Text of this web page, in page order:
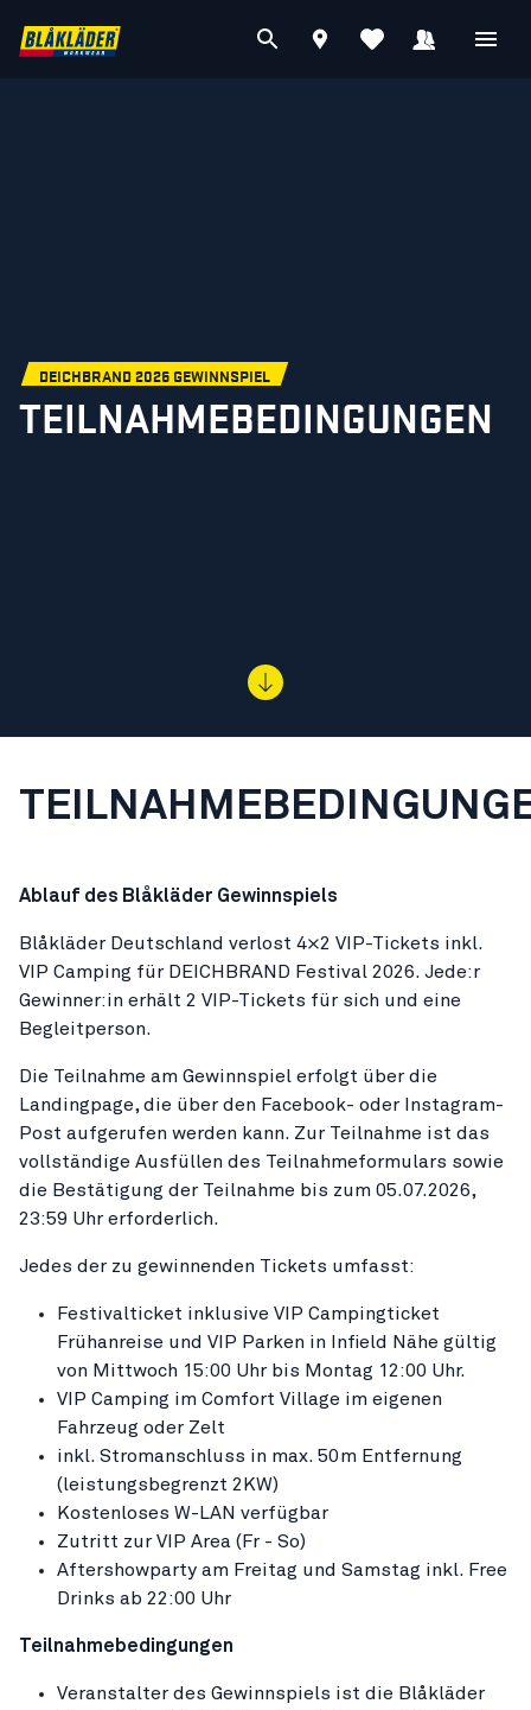
DEICHBRAND 2026 GEWINNSPIEL
TEILNAHMEBEDINGUNGEN
Ablauf des Blåkläder Gewinnspiels
Blåkläder Deutschland verlost 4×2 VIP-Tickets inkl.
VIP Camping für DEICHBRAND Festival 2026. Jede:r
Gewinner:in erhält 2 VIP-Tickets für sich und eine
Begleitperson.
Die Teilnahme am Gewinnspiel erfolgt über die
Landingpage, die über den Facebook- oder Instagram-
Post aufgerufen werden kann. Zur Teilnahme ist das
vollständige Ausfüllen des Teilnahmeformulars sowie
die Bestätigung der Teilnahme bis zum 05.07.2026,
23:59 Uhr erforderlich.
Jedes der zu gewinnenden Tickets umfasst:
Festivalticket inklusive VIP Campingticket
Frühanreise und VIP Parken in Infield Nähe gültig
von Mittwoch 15:00 Uhr bis Montag 12:00 Uhr.
VIP Camping im Comfort Village im eigenen
Fahrzeug oder Zelt
inkl. Stromanschluss in max. 50m Entfernung
(leistungsbegrenzt 2KW)
Kostenloses W-LAN verfügbar
Zutritt zur VIP Area (Fr - So)
Aftershowparty am Freitag und Samstag inkl. Free
Drinks ab 22:00 Uhr
Teilnahmebedingungen
Veranstalter des Gewinnspiels ist die Blåkläder